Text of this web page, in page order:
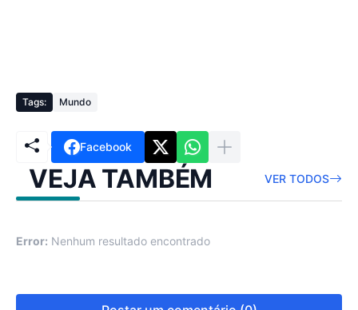
Tags: Mundo
Facebook
VEJA TAMBÉM VER TODOS
Error: Nenhum resultado encontrado